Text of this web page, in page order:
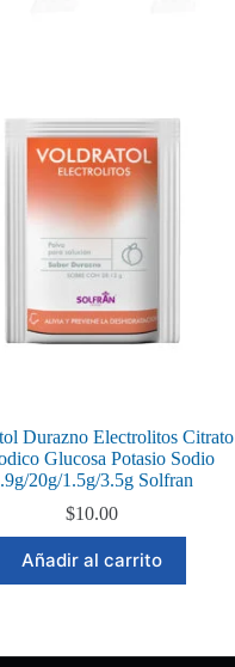
Durazno Electrolitos Citrato
Glucosa Potasio Sodio
20g/1.5g/3.5g Solfran
$10.00
Añadir al carrito